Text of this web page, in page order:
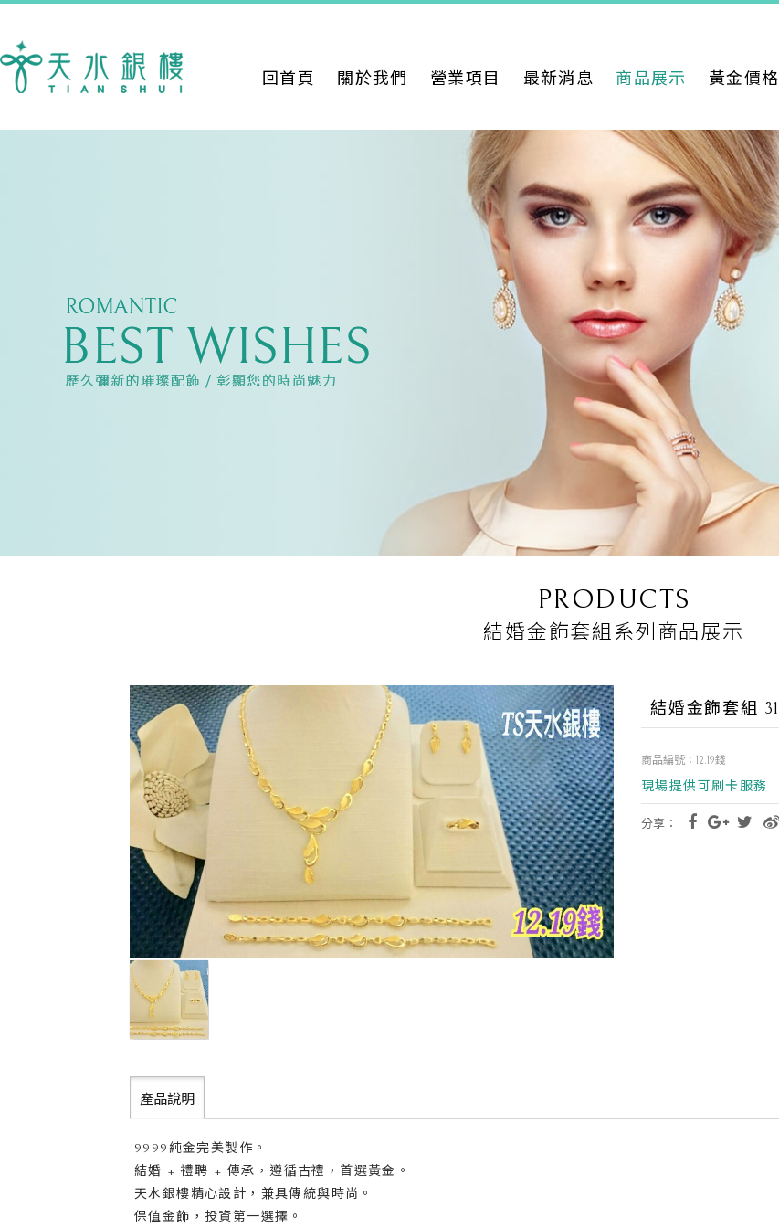
回首頁 關於我們 營業項目 最新消息 商品展示 黃金價格
PRODUCTS
結婚金飾套組系列商品展示
結婚金飾套組 31
商品編號：12.19錢
現場提供可刷卡服務
分享：
產品說明
9999純金完美製作。
結婚 + 禮聘 + 傳承，遵循古禮，首選黃金。
天水銀樓精心設計，兼具傳統與時尚。
保值金飾，投資第一選擇。